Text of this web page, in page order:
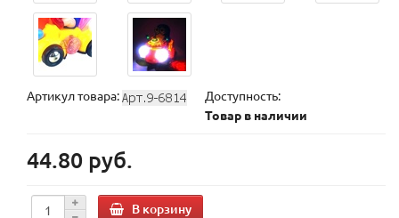
Артикул товара:
Доступность:
Товар в наличии
44.80 руб.
В корзину